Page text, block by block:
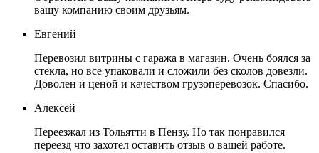
вашу компанию своим друзьям.
Евгений
Перевозил витрины с гаража в магазин. Очень боялся за
стекла, но все упаковали и сложили без сколов довезли.
Доволен и ценой и качеством грузоперевозок. Спасибо.
Алексей
Переезжал из Тольятти в Пензу. Но так понравился
переезд что захотел оставить отзыв о вашей работе.